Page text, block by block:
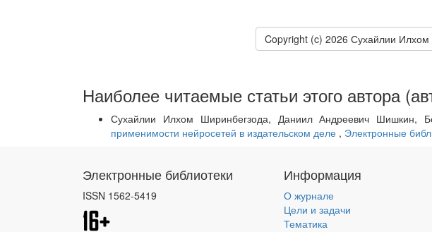
Copyright (c) 2026 Сухайлии
Наиболее читаемые статьи этого автора
Сухайлии Илхом Ширинбегзода, Даниил Андреевич Шишкин,
применимости нейросетей в издательском деле , Электронные
Электронные библиотеки
ISSN 1562-5419
Информация
О журнале
Цели и задачи
Тематика